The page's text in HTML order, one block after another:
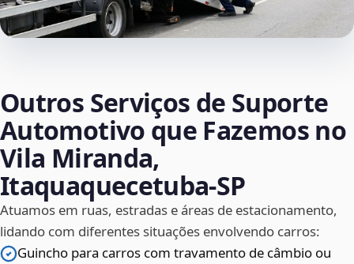
Outros Serviços de Suporte
Automotivo que Fazemos no
Vila Miranda,
Itaquaquecetuba‑SP
Atuamos em ruas, estradas e áreas de estacionamento,
lidando com diferentes situações envolvendo carros:
Guincho para carros com travamento de câmbio ou